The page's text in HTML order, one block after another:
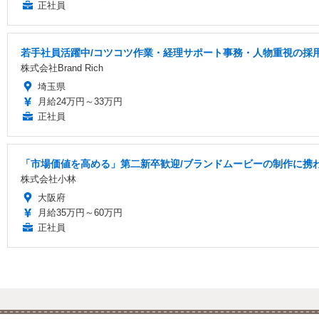
正社員
若手社員活躍中/コツコツ作業・経理サポート事務・人物重視の採
株式会社Brand Rich
埼玉県
月給24万円～33万円
正社員
「市場価値を高める」第二新卒歓迎/ブランドムービーの制作に携
株式会社小林
大阪府
月給35万円～60万円
正社員